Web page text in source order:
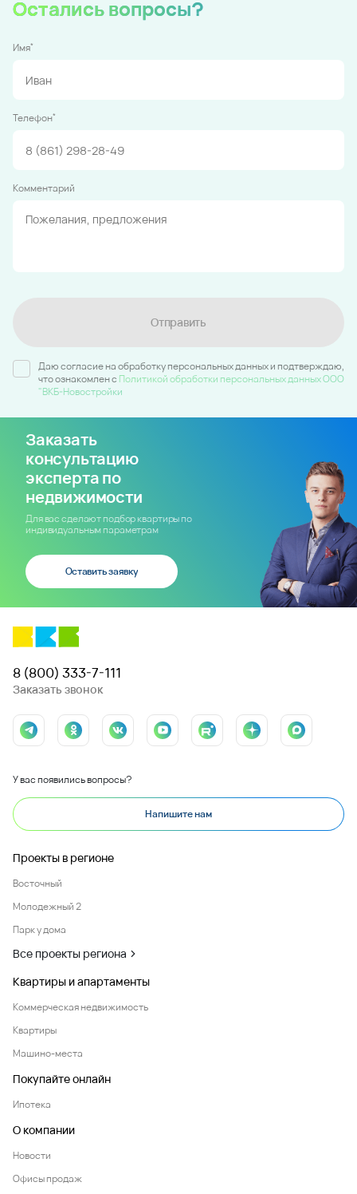
Остались вопросы?
Имя*
Телефон*
Комментарий
Отправить
Даю согласие на обработку персональных данных и подтверждаю,
что ознакомлен c Политикой обработки персональных данных ООО
"ВКБ-Новостройки
Заказать
консультацию
эксперта по
недвижимости
Для вас сделают подбор квартиры по
индивидуальным параметрам
Оставить заявку
8 (800) 333-7-111
Заказать звонок
У вас появились вопросы?
Напишите нам
Проекты в регионе
Восточный
Молодежный 2
Парк у дома
Все проекты региона
Квартиры и апартаменты
Коммерческая недвижимость
Квартиры
Машино-места
Покупайте онлайн
Ипотека
О компании
Новости
Офисы продаж